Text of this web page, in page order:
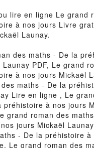
lire en ligne Le grand
à nos jours Livre
Launay.
des maths - De la
PDF, Le grand
à nos jours Mickaël
maths - De la
Lire en ligne , Le
préhistoire à nos jours
grand roman des
jours Mickaël
- De la préhistoire
Le grand roman des